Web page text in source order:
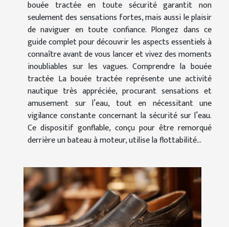
bouée tractée en toute sécurité garantit non
seulement des sensations fortes, mais aussi le plaisir
de naviguer en toute confiance. Plongez dans ce
guide complet pour découvrir les aspects essentiels à
connaître avant de vous lancer et vivez des moments
inoubliables sur les vagues. Comprendre la bouée
tractée La bouée tractée représente une activité
nautique très appréciée, procurant sensations et
amusement sur l’eau, tout en nécessitant une
vigilance constante concernant la sécurité sur l’eau.
Ce dispositif gonflable, conçu pour être remorqué
derrière un bateau à moteur, utilise la flottabilité...